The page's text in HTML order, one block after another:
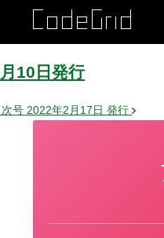
月 10 日 発行
次号 2022年2月17日 発行